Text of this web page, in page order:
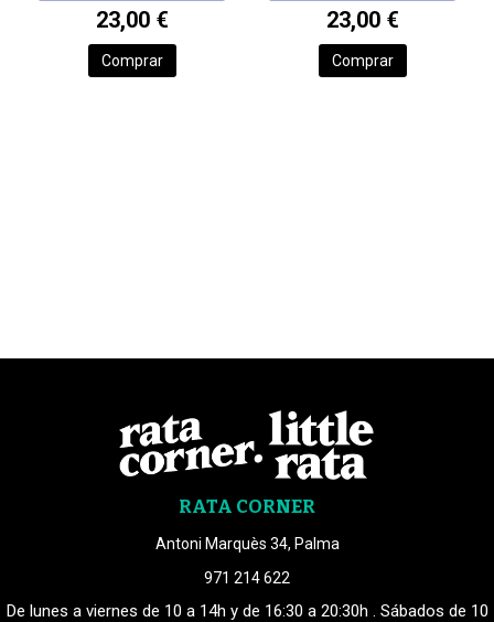
23,00 €
Comprar
23,00 €
Comprar
RATA CORNER
Antoni Marquès 34, Palma
971 214 622
De lunes a viernes de 10 a 14h y de 16:30 a 20:30h . Sábados de 10